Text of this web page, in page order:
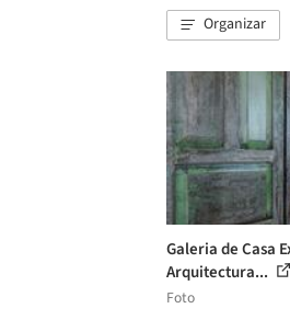
Organizar
Galeria de Casa
Arquitectura...
Foto